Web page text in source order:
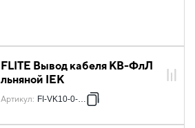
FLITE Вывод кабеля КВ-ФлЛ
льняной IEK
Артикул: FI-VK10-0-K88